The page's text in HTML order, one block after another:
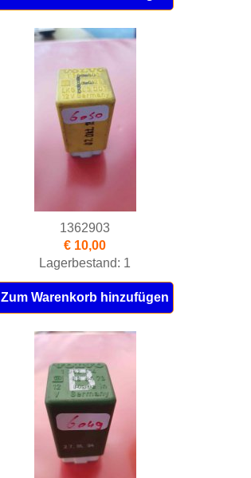
1362903
€ 10,00
Lagerbestand: 1
Zum Warenkorb hinzufügen